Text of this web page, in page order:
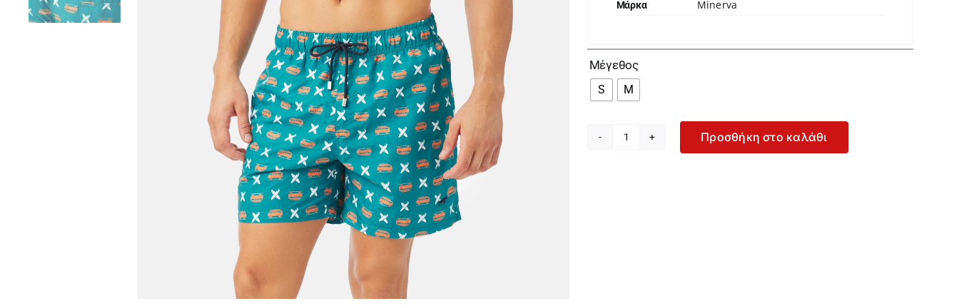
Μάρκα Minerva
Μέγεθος
S M
Minerva
Προσθήκη στο καλάθι